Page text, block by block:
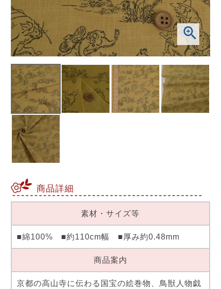
商品詳細
素材・サイズ等
■綿100% ■約110cm幅 ■厚み約0.48mm
商品案内
京都の高山寺に伝わる国宝の絵巻物、鳥獣人物戯